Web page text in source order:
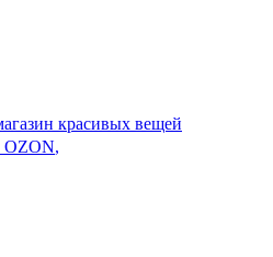
красивых вещей
OZON,